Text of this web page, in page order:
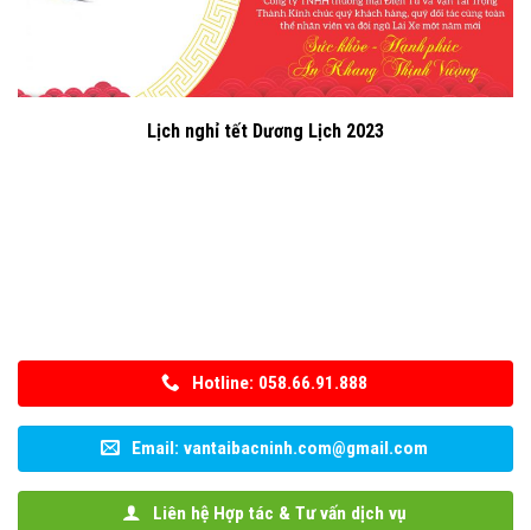
Lịch nghỉ tết Dương Lịch 2023
Hotline: 058.66.91.888
Email: vantaibacninh.com@gmail.com
Liên hệ Hợp tác & Tư vấn dịch vụ